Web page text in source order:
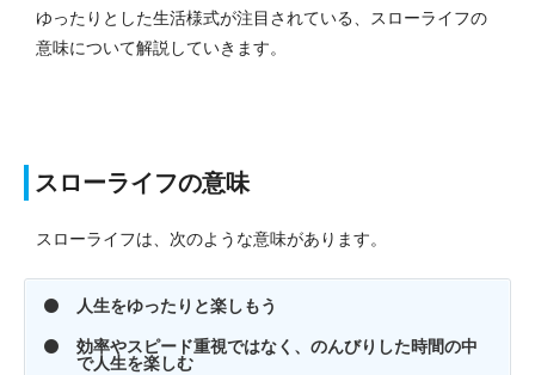
ゆったりとした生活様式が注目されている、スローライフの
意味について解説していきます。
スローライフの意味
スローライフは、次のような意味があります。
人生をゆったりと楽しもう
効率やスピード重視ではなく、のんびりした時間の中
で人生を楽しむ